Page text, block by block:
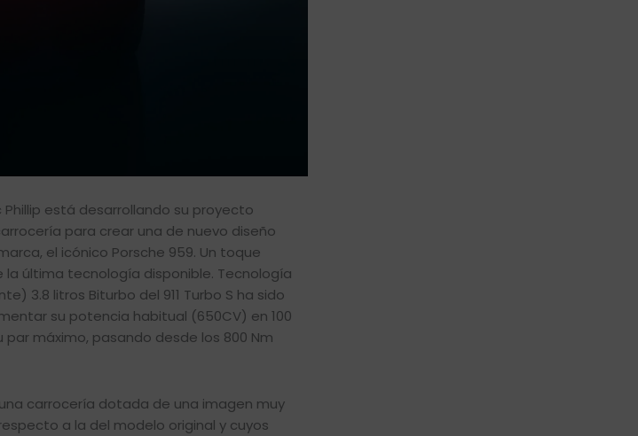
Phillip está desarrollando su proyecto
para crear una de nuevo diseño
el icónico Porsche 959. Un toque
última tecnología disponible. Tecnología
3.8 litros Biturbo del 911 Turbo S ha sido
su potencia habitual (650CV) en 100
máximo, pasando desde los 800 Nm
carrocería dotada de una imagen muy
a la del modelo original y cuyos